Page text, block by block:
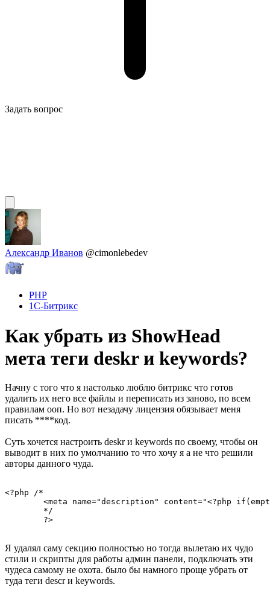
Задать вопрос
Александр Иванов @cimonlebedev
PHP
1С-Битрикс
Как убрать из ShowHead
мета теги deskr и keywords?
Начну с того что я настолько люблю битрикс что готов
удалить их него все файлы и переписать из заново, по всем
правилам ооп. Но вот незадачу лицензия обязывает меня
писать ****код.
Суть хочется настроить deskr и keywords по своему, чтобы он
выводит в них по умолчанию то что хочу я а не что решили
авторы данного чуда.
<?php /*
?>
Я удалял саму секцию полностью но тогда вылетаю их чудо
стили и скрипты для работы админ панели, подключать эти
чудеса самому не охота. было бы намного проще убрать от
туда теги descr и keywords.